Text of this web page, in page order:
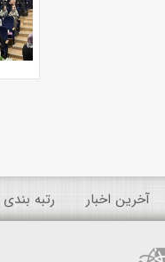
آخرین اخبار رتبه